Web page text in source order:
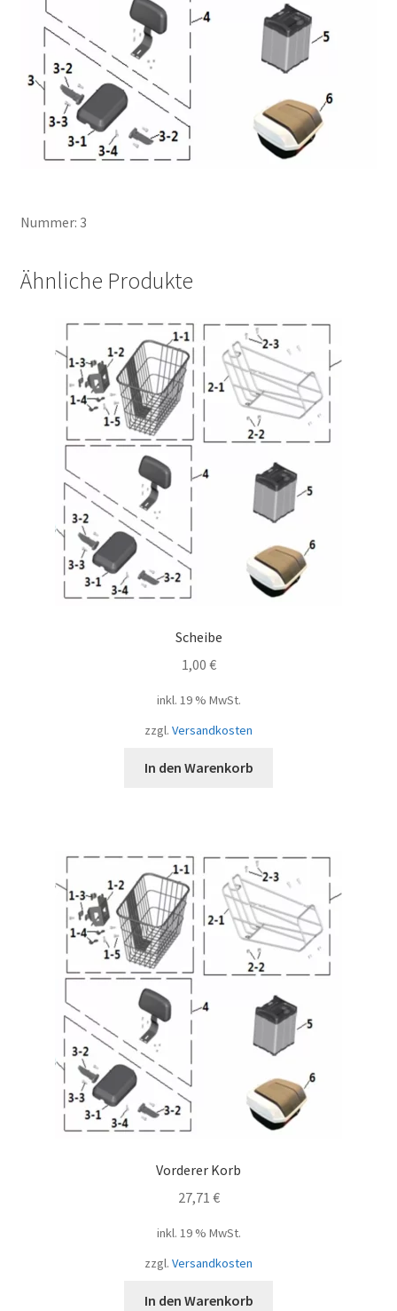
Nummer: 3
Ähnliche Produkte
Scheibe
1,00 €
inkl. 19 % MwSt.
zzgl. Versandkosten
In den Warenkorb
Vorderer Korb
27,71 €
inkl. 19 % MwSt.
zzgl. Versandkosten
In den Warenkorb